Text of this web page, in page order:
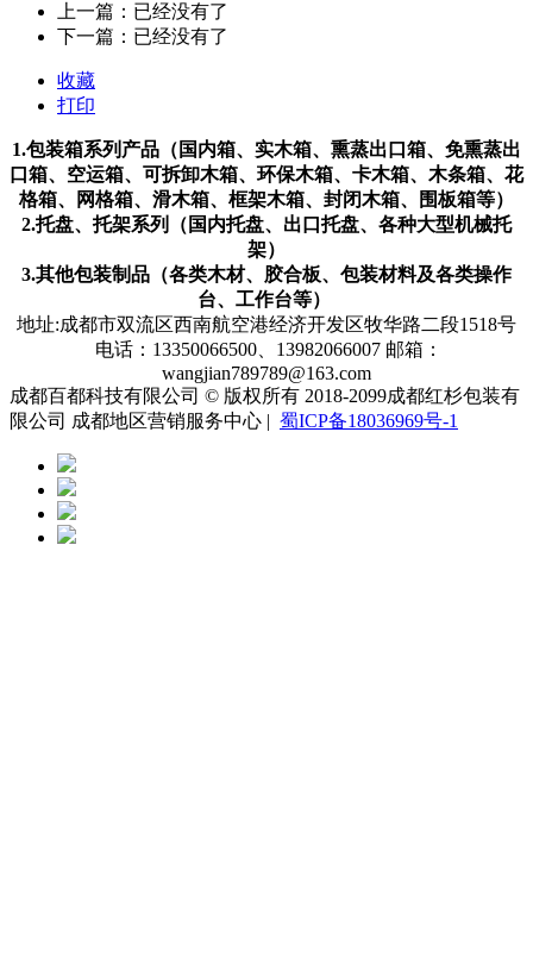
上一篇：已经没有了
下一篇：已经没有了
收藏
打印
1.包装箱系列产品（国内箱、实木箱、熏蒸出口箱、免熏蒸出
口箱、空运箱、可拆卸木箱、环保木箱、卡木箱、木条箱、花
格箱、网格箱、滑木箱、框架木箱、封闭木箱、围板箱等）
2.托盘、托架系列（国内托盘、出口托盘、各种大型机械托
架）
3.其他包装制品（各类木材、胶合板、包装材料及各类操作
台、工作台等）
地址:成都市双流区西南航空港经济开发区牧华路二段1518号
电话：13350066500、13982066007 邮箱：
wangjian789789@163.com
成都百都科技有限公司 © 版权所有 2018-2099成都红杉包装有
限公司 成都地区营销服务中心 | 蜀ICP备18036969号-1